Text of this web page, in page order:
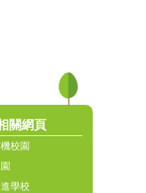
關網頁
校園
學校